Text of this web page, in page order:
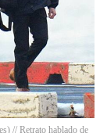
// Retrato hablado de